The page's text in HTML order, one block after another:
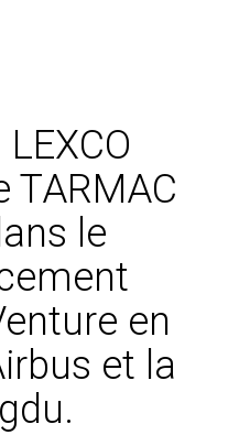
TARMAC
le
en
et la